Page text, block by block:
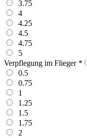
3.75
4
4.25
4.5
4.75
5
Verpflegung im Flieger *
0.5
0.75
1
1.25
1.5
1.75
2